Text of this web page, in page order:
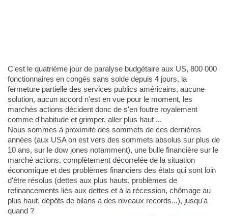
C'est le quatrième jour de paralyse budgétaire aux US, 800 000
fonctionnaires en congés sans solde depuis 4 jours, la
fermeture partielle des services publics américains, aucune
solution, aucun accord n'est en vue pour le moment, les
marchés actions décident donc de s'en foutre royalement
comme d'habitude et grimper, aller plus haut ...
Nous sommes à proximité des sommets de ces dernières
années (aux USA on est vers des sommets absolus sur plus de
10 ans, sur le dow jones notamment), une bulle financière sur le
marché actions, complètement décorrelée de la situation
économique et des problèmes financiers des états qui sont loin
d'être résolus (dettes aux plus hauts, problèmes de
refinancements liés aux dettes et à la récession, chômage au
plus haut, dépôts de bilans à des niveaux records...), jusqu'à
quand ?